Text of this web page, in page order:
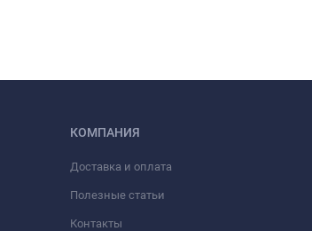
КОМПАНИЯ
Доставка и оплата
Полезные статьи
Контакты